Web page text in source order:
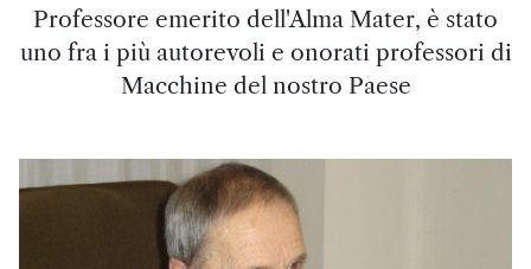
Professore emerito dell'Alma Mater, è stato
uno fra i più autorevoli e onorati professori di
Macchine del nostro Paese